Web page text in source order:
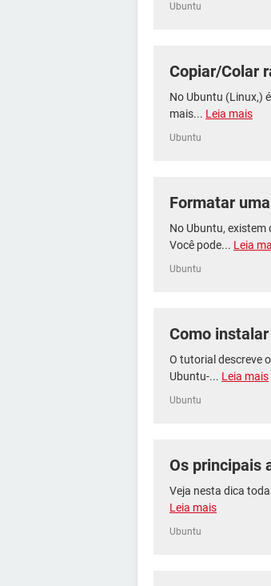
Ubuntu
Copiar/Colar
No Ubuntu (Linux,)
mais... Leia mais
Ubuntu
Formatar
No Ubuntu,
Você pode... Leia
Ubuntu
Como
O tutorial descreve
Ubuntu-... Leia mais
Ubuntu
Os principais
Veja nesta dica
Leia mais
Ubuntu